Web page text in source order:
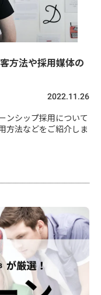
方法や採用媒体の
2022.11.26
ンシップ採用について
方法などをご紹介しま